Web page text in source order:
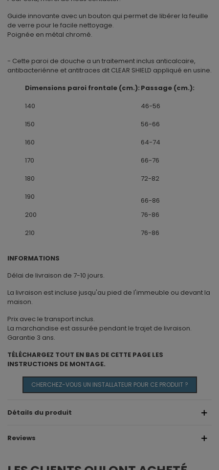
Guide innovante avec un bouton qui permet de libérer la feuille
de verre pour le facile nettoyage.
Poignée en métal chromé.
- Cette paroi de douche a un traitement inclus anticalcaire,
antibacteriénne et antitraces dit CLEAR SHIELD appliqué en usine.
Dimensions paroi frontale (cm.): Passage (cm.):
140
46-56
150
56-66
160
64-74
170
66-76
180
72-82
190
66-86
200
76-86
210
76-86
INFORMATIONS
Délai de livraison de 7-10 jours.
La livraison est incluse jusqu'au pied de l'immeuble ou devant la
maison.
Prix avec le transport inclus.
La marchandise est assurée pendant le trajet de livraison.
Garantie 3 ans.
TÉLÉCHARGEZ TOUT EN BAS DE CETTE PAGE LES
INSTRUCTIONS DE MONTAGE.
CHERCHEZ-VOUS UN INSTALLATEUR POUR CE PRODUIT ?
Détails du produit
Reviews